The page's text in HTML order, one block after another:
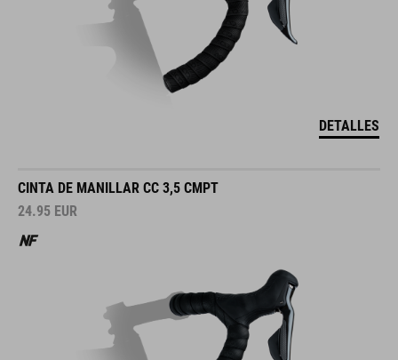
DETALLES
CINTA DE MANILLAR CC 3,5 CMPT
24.95 EUR